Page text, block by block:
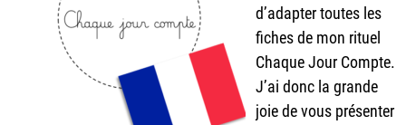
d’adapter toutes les
fiches de mon rituel
Chaque Jour Compte.
J’ai donc la grande
joie de vous présenter